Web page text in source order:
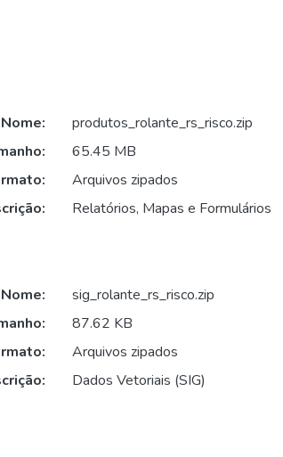
Nome:
produtos_rolante_rs_risco.zip
65.45 MB
Arquivos zipados
Relatórios, Mapas e Formulários
Nome:
sig_rolante_rs_risco.zip
87.62 KB
Arquivos zipados
Dados Vetoriais (SIG)